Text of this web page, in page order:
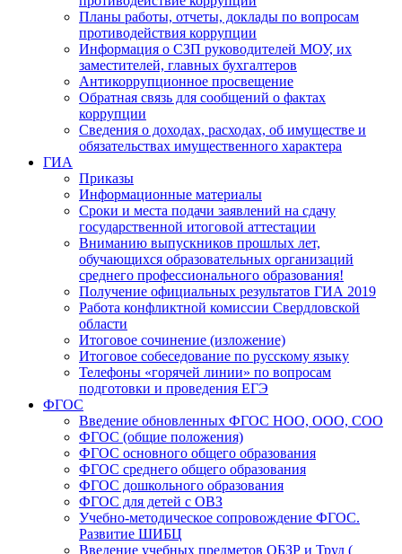
Планы работы, отчеты, доклады по вопросам
противодействия коррупции
Информация о СЗП руководителей МОУ, их
заместителей, главных бухгалтеров
Антикоррупционное просвещение
Обратная связь для сообщений о фактах
коррупции
Сведения о доходах, расходах, об имуществе и
обязательствах имущественного характера
ГИА
Приказы
Информационные материалы
Сроки и места подачи заявлений на сдачу
государственной итоговой аттестации
Вниманию выпускников прошлых лет,
обучающихся образовательных организаций
среднего профессионального образования!
Получение официальных результатов ГИА 2019
Работа конфликтной комиссии Свердловской
области
Итоговое сочинение (изложение)
Итоговое собеседование по русскому языку
Телефоны «горячей линии» по вопросам
подготовки и проведения ЕГЭ
ФГОС
Введение обновленных ФГОС НОО, ООО, СОО
ФГОС (общие положения)
ФГОС основного общего образования
ФГОС среднего общего образования
ФГОС дошкольного образования
ФГОС для детей с ОВЗ
Учебно-методическое сопровождение ФГОС.
Развитие ШИБЦ
Введение учебных предметов ОБЗР и Труд (